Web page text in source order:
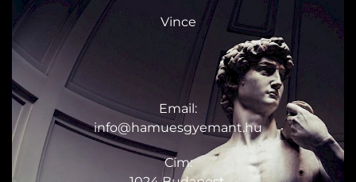
Vince
KAPCSOLAT
Email:
info@hamuesgyemant.hu
Cím: